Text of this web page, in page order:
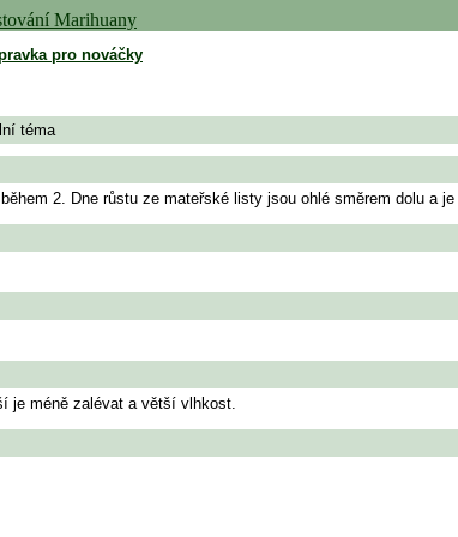
pro nováčky
téma
2. Dne růstu ze mateřské listy jsou ohlé směrem dolu a
je méně zalévat a větší vlhkost.